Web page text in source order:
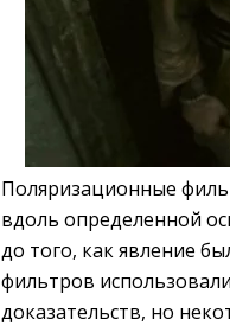
Поляризационные
вдоль определенной
до того, как явление
фильтров
доказательств, но